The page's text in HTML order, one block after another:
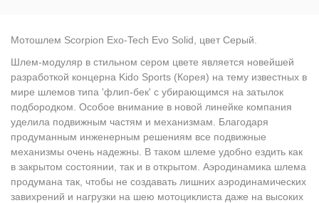
Мотошлем Scorpion Exo-Tech Evo Solid, цвет Серый.
Шлем-модуляр в стильном сером цвете является новейшей
разработкой концерна Kido Sports (Корея) на тему известных в
мире шлемов типа 'флип-бек' с убирающимся на затылок
подбородком. Особое внимание в новой линейке компания
уделила подвижным частям и механизмам. Благодаря
продуманным инженерным решениям все подвижные
механизмы очень надежны. В таком шлеме удобно ездить как
в закрытом состоянии, так и в открытом. Аэродинамика шлема
продумана так, чтобы не создавать лишних аэродинамических
завихрений и нагрузки на шею мотоциклиста даже на высоких